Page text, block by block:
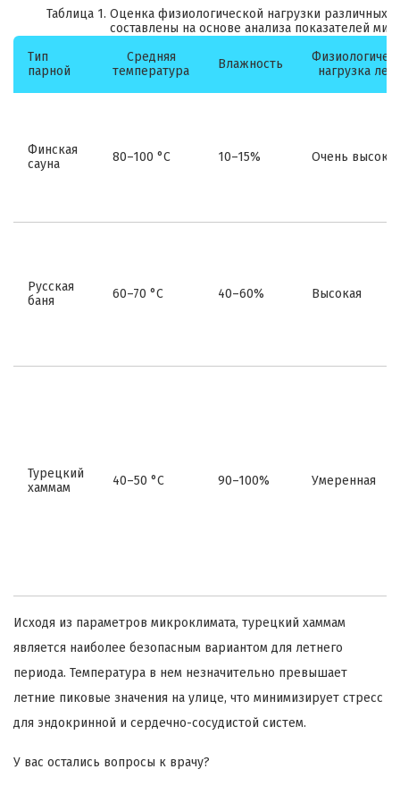
Таблица 1. Оценка физиологической нагрузки различных
составлены на основе анализа показателей
Тип
парной
Средняя
температура
Влажность
нагрузка
Финская
сауна
80–100 °C 10–15% Очень высокая
Русская
баня
60–70 °C 40–60% Высокая
Турецкий
хаммам
40–50 °C 90–100% Умеренная
Исходя из параметров микроклимата, турецкий хаммам
является наиболее безопасным вариантом для летнего
периода. Температура в нем незначительно превышает
летние пиковые значения на улице, что минимизирует стресс
для эндокринной и сердечно-сосудистой систем.
У вас остались вопросы к врачу?